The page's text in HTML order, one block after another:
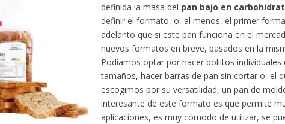
definida la masa del pan bajo en
definir el formato, o, al menos, el primer
adelanto que si este pan funciona en el
nuevos formatos en breve, basados en la
Podíamos optar por hacer bollitos individuales
tamaños, hacer barras de pan sin cortar o, el
escogimos por su versatilidad, un pan de
interesante de este formato es que permite
aplicaciones, es muy cómodo de utilizar, se